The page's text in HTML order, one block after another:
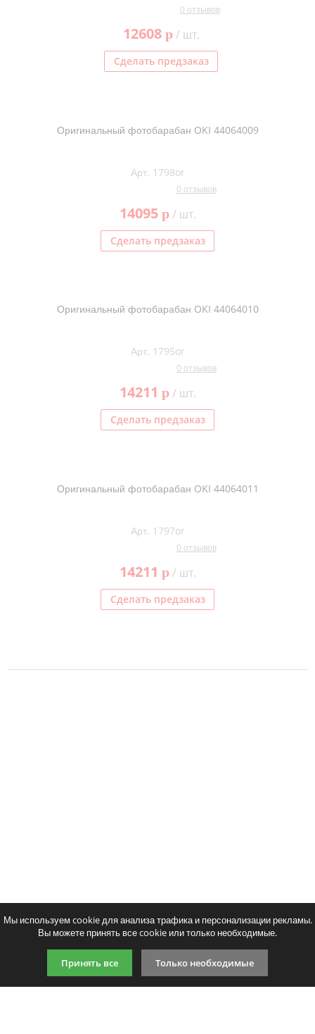
0 отзывов
12608 p/ шт.
Сделать предзаказ
Оригинальный фотобарабан OKI 44064009
Арт. 1798or
0 отзывов
14095 p/ шт.
Сделать предзаказ
Оригинальный фотобарабан OKI 44064010
Арт. 1795or
0 отзывов
14211 p/ шт.
Сделать предзаказ
Оригинальный фотобарабан OKI 44064011
Арт. 1797or
0 отзывов
14211 p/ шт.
Сделать предзаказ
Мы используем cookie для анализа трафика и персонализации рекламы.
Вы можете принять все cookie или только необходимые.
Принять все Только необходимые